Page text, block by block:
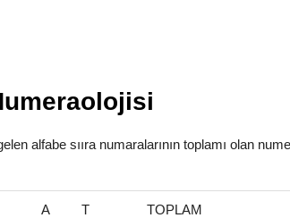
alfabe sııra numaralarının toplamı olan
A T TOPLAM